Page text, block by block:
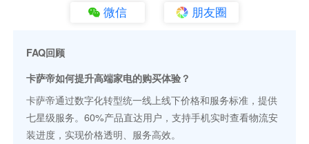
微信 朋友圈
FAQ回顾
卡萨帝如何提升高端家电的购买体验？
卡萨帝通过数字化转型统一线上线下价格和服务标准，提供
七星级服务。60%产品直达用户，支持手机实时查看物流安
装进度，实现价格透明、服务高效。